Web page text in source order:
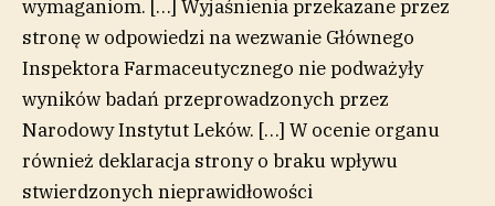
wymaganiom. […] Wyjaśnienia przekazane przez
stronę w odpowiedzi na wezwanie Głównego
Inspektora Farmaceutycznego nie podważyły
wyników badań przeprowadzonych przez
Narodowy Instytut Leków. […] W ocenie organu
również deklaracja strony o braku wpływu
stwierdzonych nieprawidłowości